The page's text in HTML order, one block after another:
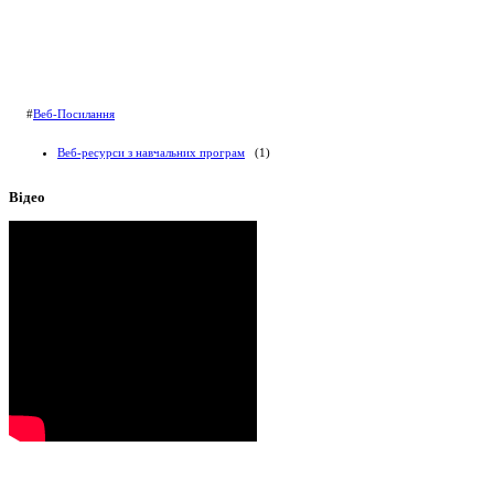
#Веб-Посилання
Веб-ресурси з навчальних програм (1)
Відео